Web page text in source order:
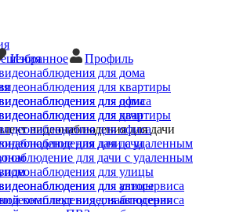
для дома
для квартиры
для офиса
для дачи
видеонаблюдения для дачи
для дачи с удаленным
для улицы
для автосервиса
комплект видеонаблюдения
Избранное Профиль
для дома
для квартиры
для офиса
для дачи
для дачи с удаленным
для улицы
для автосервиса